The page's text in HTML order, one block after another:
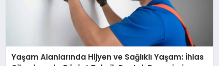
Yaşam Alanlarında Hijyen ve Sağlıklı Yaşam: İhlas